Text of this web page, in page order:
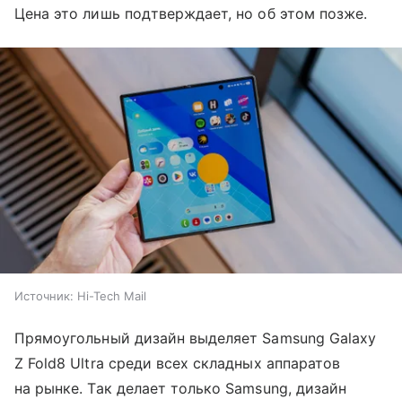
Цена это лишь подтверждает, но об этом позже.
Источник: Hi-Tech Mail
Прямоугольный дизайн выделяет Samsung Galaxy
Z Fold8 Ultra среди всех складных аппаратов
на рынке. Так делает только Samsung, дизайн